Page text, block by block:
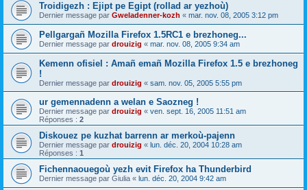
Troidigezh : Ejipt pe Egipt (rollad ar yezhoù)
Dernier message par Gweladenner-kozh « mar. nov. 08, 2005 3:12 pm
Pellgargañ Mozilla Firefox 1.5RC1 e brezhoneg...
Dernier message par drouizig « mar. nov. 08, 2005 9:34 am
Kemenn ofisiel : Amañ emañ Mozilla Firefox 1.5 e brezhoneg
!
Dernier message par drouizig « sam. nov. 05, 2005 5:55 pm
ur gemennadenn a welan e Saozneg !
Dernier message par drouizig « ven. sept. 16, 2005 11:51 am
Réponses : 2
Diskouez pe kuzhat barrenn ar merkoù-pajenn
Dernier message par drouizig « lun. déc. 20, 2004 10:28 am
Réponses : 1
Fichennaouegoù yezh evit Firefox ha Thunderbird
Dernier message par Giulia « lun. déc. 20, 2004 9:42 am